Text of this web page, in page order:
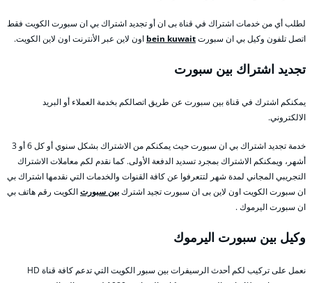
لطلب أي من خدمات اشتراك في قناة بى ان أو تجديد اشتراك بي ان سبورت الكويت فقط
اتصل تلفون وكيل بي ان سبورتbein kuwait اون لاين عبر الأنترنت اون لاين الكويت.
تجديد اشتراك بين سبورت
يمكنكم اشترك في قناة بين سبورت عن طريق اتصالكم بخدمة العملاء أو البريد
الالكتروني.
خدمة تجديد اشتراك بي ان سبورت حيث يمكنكم من الاشتراك بشكل سنوي أو كل 6 أو 3
أشهر، ويمكنكم الاشتراك بمجرد تسديد الدفعة الأولى. كما نقدم لكم معاملات الاشتراك
التجريبي المجاني لمدة شهر لتتعرفوا عن كافة القنوات والخدمات التي نقدمها اشتراك بي
ان سبورت الكويت اون لاين بى ان سبورت تجيد اشتركبين سبورتالكويت رقم هاتف بي
ان سبورت اليرموك .
وكيل بين سبورت اليرموك
نعمل على تركيب لكم أحدث الرسيفرات بين سبور الكويت التي تدعم كافة قناة HD